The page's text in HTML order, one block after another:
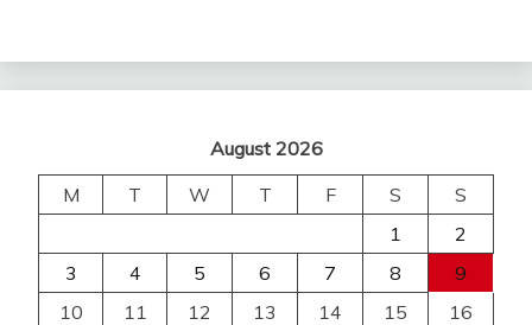
August 2026
M
T W T F S
S
1
2
3
4 5 6 7 8
9
10
11 12 13 14 15
16